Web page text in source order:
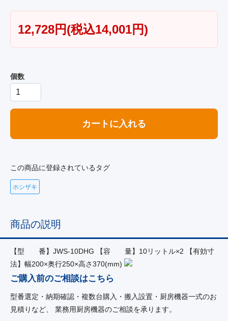
12,728円(税込14,001円)
個数
カートに入れる
この商品に登録されているタグ
ホシザキ
商品の説明
【型 番】JWS-10DHG 【容 量】10リットル×2 【有効寸
法】幅200×奥行250×高さ370(mm)
ご購入前のご相談はこちら
型番選定・納期確認・複数台購入・搬入設置・厨房機器一式のお
見積りなど、 業務用厨房機器のご相談を承ります。